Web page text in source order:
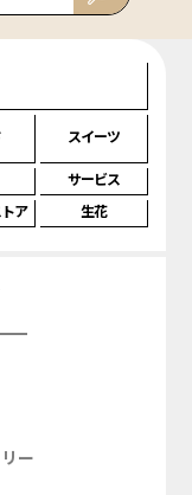
スイーツ
サービス
ア 生花
ー